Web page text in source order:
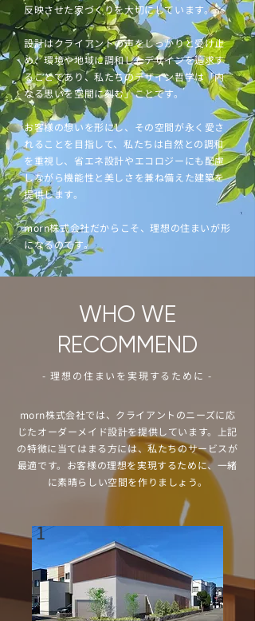
反映させた家づくりを大切にしています。
設計はクライアントの声をしっかりと受け止
め、環境や地域に調和したデザインを追求す
ることであり、私たちのデザイン哲学は「内
なる思いを空間に刻む」ことです。
お客様の想いを形にし、その空間が永く愛さ
れることを目指して、私たちは自然との調和
を重視し、省エネ設計やエコロジーにも配慮
しながら機能性と美しさを兼ね備えた建築を
提供します。
morn株式会社だからこそ、理想の住まいが形
になるのです。
WHO WE
RECOMMEND
- 理想の住まいを実現するために -
morn株式会社では、クライアントのニーズに応
じたオーダーメイド設計を提供しています。上記
の特徴に当てはまる方には、私たちのサービスが
最適です。お客様の理想を実現するために、一緒
に素晴らしい空間を作りましょう。
1